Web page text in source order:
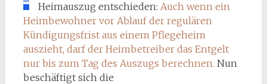
Heimauszug entschieden: Auch wenn ein
Heimbewohner vor Ablauf der regulären
Kündigungsfrist aus einem Pflegeheim
auszieht, darf der Heimbetreiber das Entgelt
nur bis zum Tag des Auszugs berechnen. Nun
beschäftigt sich die